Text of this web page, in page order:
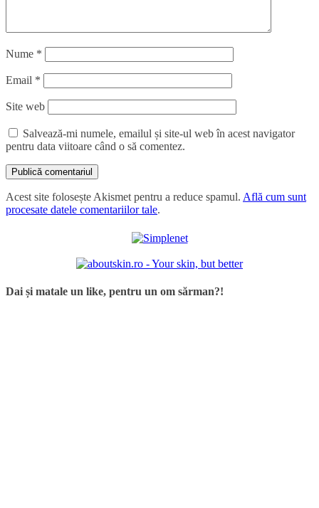
Nume *
Email *
Site web
Salvează-mi numele, emailul și site-ul web în acest navigator
pentru data viitoare când o să comentez.
Acest site folosește Akismet pentru a reduce spamul. Află cum sunt
procesate datele comentariilor tale.
Dai și matale un like, pentru un om sărman?!